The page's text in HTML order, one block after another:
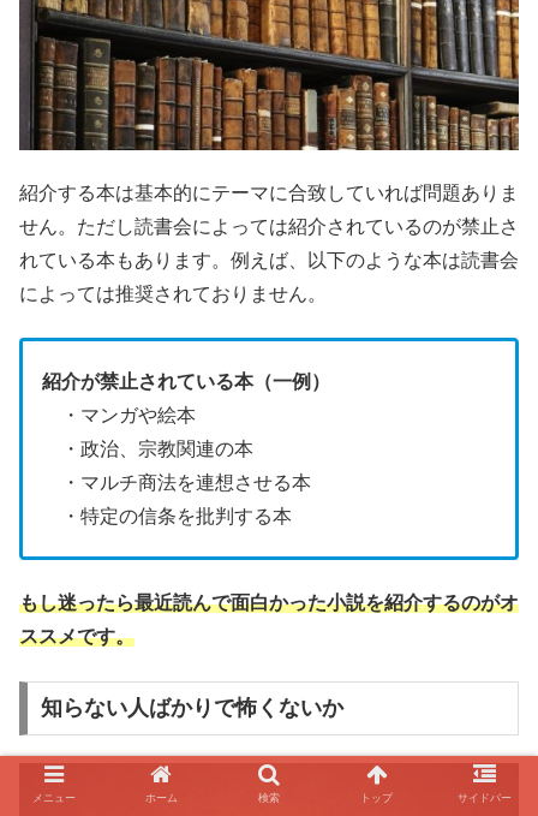
紹介する本は基本的にテーマに合致していれば問題ありま
せん。ただし読書会によっては紹介されているのが禁止さ
れている本もあります。例えば、以下のような本は読書会
によっては推奨されておりません。
紹介が禁止されている本（一例）
・マンガや絵本
・政治、宗教関連の本
・マルチ商法を連想させる本
・特定の信条を批判する本
もし迷ったら最近読んで面白かった小説を紹介するのがオ
ススメです。
知らない人ばかりで怖くないか
メニュー ホーム 検索 トップ サイドバー